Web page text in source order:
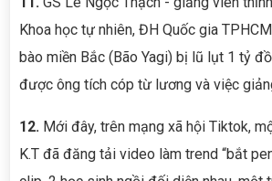
Khoa học tự nhiên, ĐH Quốc gia
bào miền Bắc (Bão Yagi) bị lũ lụt 1 tỷ
được ông tích cóp từ lương và việc
12. Mới đây, trên mạng xã hội Tiktok,
K.T đã đăng tải video làm trend “bắt